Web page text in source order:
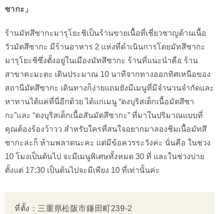
ซากะ」
ร้านมัทสึซากะมารุโยะชิเป็นร้านขายเนื้อที่เชี่ยวชาญด้านเนื้อ
วัวมัตสึซากะ มีร้านอาหาร 2 แห่งที่ดำเนินการโดยมัทสึซากะ
มารุโยะชิซึ่งตั้งอยู่ในเมืองมัทสึซากะ ร้านที่แนะนำคือ ร้าน
สาขาคะมะดะ เดินประมาณ 10 นาทีจากทางออกทิศเหนือของ
สถานีมัตสึซากะ เดินทางก็ง่ายแถมยังมีเมนูที่มีจำนวนจำกัดและ
หาทานได้แค่ที่นี่อีกด้วย ได้แก่เมนู “ดงบุริสเต็กเนื้อมัตสึซา
กะ”และ “ดงบุริสเต็กเนื้อสันมัตสึซากะ” ที่มาในปริมาณแบบที่
คุณต้องร้องว้าวว สำหรับใครที่สนใจอยากมาลองชิมเนื้อมัทสึ
ซากะล่ะก็ ห้ามพลาดนะคะ แต่มีข้อควรระวังค่ะ นั่นคือ ในช่วง
10 โมงเป็นต้นไป จะมีเมนูพิเศษทั้งหมด 30 ที่ และในช่วงบ่าย
ตั้งแต่ 17:30 เป็นต้นไปจะมีเพียง 10 ที่เท่านั้นค่ะ
ที่ตั้ง：三重県松阪市鎌田町239-2